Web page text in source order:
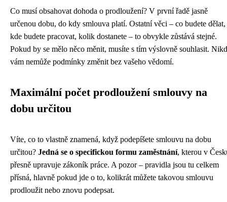
Co musí obsahovat dohoda o prodloužení? V první řadě jasně
určenou dobu, do kdy smlouva platí. Ostatní věci – co budete dělat,
kde budete pracovat, kolik dostanete – to obvykle zůstává stejné.
Pokud by se mělo něco měnit, musíte s tím výslovně souhlasit.
vám nemůže podmínky změnit bez vašeho vědomí.
Maximální počet prodloužení smlouvy na
dobu určitou
Víte, co to vlastně znamená, když podepíšete smlouvu na dobu
určitou? Jedná se o specifickou formu zaměstnání, kterou v
přesně upravuje zákoník práce. A pozor – pravidla jsou tu celkem
přísná, hlavně pokud jde o to, kolikrát můžete takovou smlouvu
prodloužit nebo znovu podepsat.